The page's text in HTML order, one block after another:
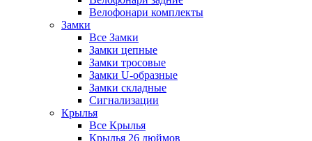
Велофонари комплекты
Замки
Все Замки
Замки цепные
Замки тросовые
Замки U-образные
Замки складные
Сигнализации
Крылья
Все Крылья
Крылья 26 дюймов